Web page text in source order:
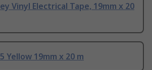
Vinyl Electrical Tape, 19mm x 20
Yellow 19mm x 20 m